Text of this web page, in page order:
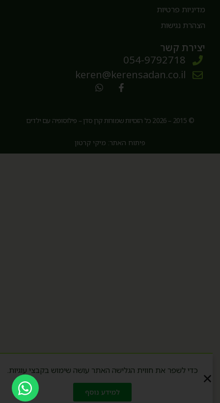
מדיניות פרטיות
הצהרת נגישות
יצירת קשר
054-9792718
keren@kerensadan.co.il
פיתוח האתר: מיקי קרטון
כדי לשפר את חווית הגלישה האתר עושה שימוש בקבצי עוגיות.
למידע נוסף